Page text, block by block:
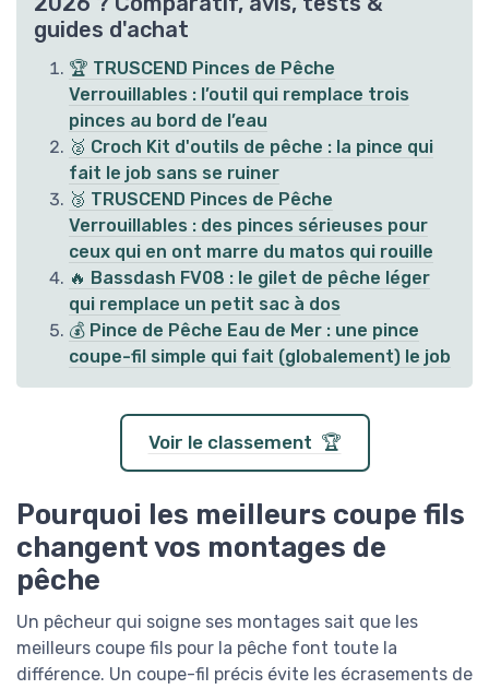
guides d'achat
🏆 TRUSCEND Pinces de Pêche
Verrouillables : l’outil qui remplace trois
pinces au bord de l’eau
🥈 Croch Kit d'outils de pêche : la pince qui
fait le job sans se ruiner
🥉 TRUSCEND Pinces de Pêche
Verrouillables : des pinces sérieuses pour
ceux qui en ont marre du matos qui rouille
🔥 Bassdash FV08 : le gilet de pêche léger
qui remplace un petit sac à dos
💰 Pince de Pêche Eau de Mer : une pince
coupe-fil simple qui fait (globalement) le job
Voir le classement 🏆
Pourquoi les meilleurs coupe fils
changent vos montages de
pêche
Un pêcheur qui soigne ses montages sait que les
meilleurs coupe fils pour la pêche font toute la
différence. Un coupe-fil précis évite les écrasements de